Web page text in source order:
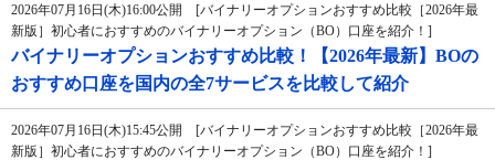
2026年07月16日(木)16:00公開 [バイナリーオプションおすすめ比較［2026年最
新版］初心者におすすめのバイナリーオプション（BO）口座を紹介！]
バイナリーオプションおすすめ比較！【2026年最新】BOの
おすすめ口座を国内の全7サービスを比較して紹介
2026年07月16日(木)15:45公開 [バイナリーオプションおすすめ比較［2026年最
新版］初心者におすすめのバイナリーオプション（BO）口座を紹介！]